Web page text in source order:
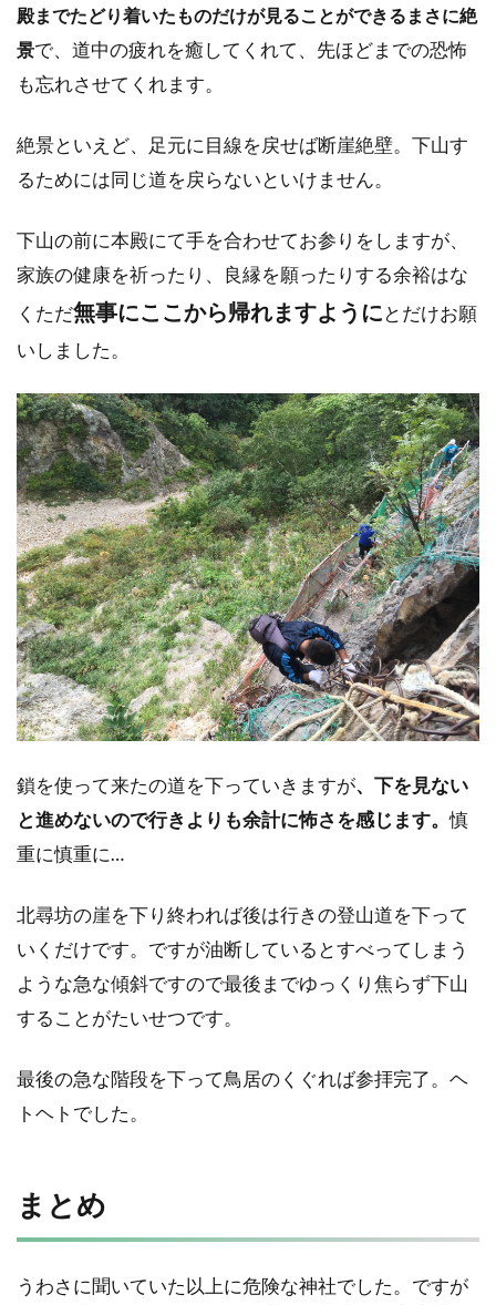
殿までたどり着いたものだけが見ることができるまさに絶
景で、道中の疲れを癒してくれて、先ほどまでの恐怖
も忘れさせてくれます。
絶景といえど、足元に目線を戻せば断崖絶壁。下山す
るためには同じ道を戻らないといけません。
下山の前に本殿にて手を合わせてお参りをしますが、
家族の健康を祈ったり、良縁を願ったりする余裕はな
くただ無事にここから帰れますようにとだけお願
いしました。
鎖を使って来たの道を下っていきますが、下を見ない
と進めないので行きよりも余計に怖さを感じます。慎
重に慎重に…
北尋坊の崖を下り終われば後は行きの登山道を下って
いくだけです。ですが油断しているとすべってしまう
ような急な傾斜ですので最後までゆっくり焦らず下山
することがたいせつです。
最後の急な階段を下って鳥居のくぐれば参拝完了。ヘ
トヘトでした。
まとめ
うわさに聞いていた以上に危険な神社でした。ですが